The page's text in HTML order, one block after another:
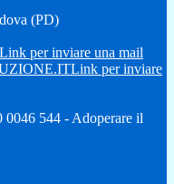
(PD)
Link per inviare una mail
Link per inviare
544 - Adoperare il